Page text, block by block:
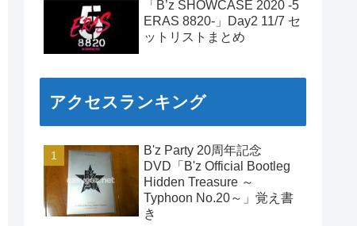
「B’z SHOWCASE 2020 -5
ERAS 8820-」Day2 11/7 セ
ットリストまとめ
アクセスランキング
B'z Party 20周年記念
DVD「B'z Official Bootleg
Hidden Treasure ～
Typhoon No.20～」覚え書
き